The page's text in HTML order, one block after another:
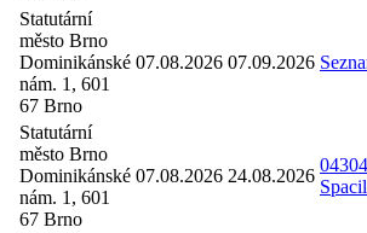
Statutární
město Brno
Dominikánské
nám. 1, 601
67 Brno
07.08.2026 07.09.2026
Statutární
město Brno
Dominikánské
nám. 1, 601
67 Brno
07.08.2026 24.08.2026